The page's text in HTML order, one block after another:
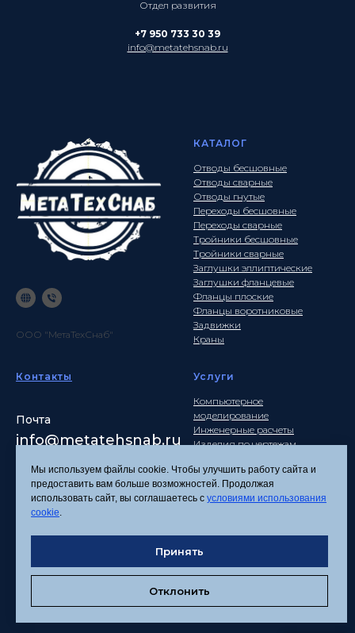
Отдел развития
+7 950 733 30 39
info@metatehsnab.ru
ООО "МетаТехСнаб"
КАТАЛОГ
Отводы бесшовные
Отводы сварные
Отводы гнутые
Переходы бесшовные
Переходы сварные
Тройники бесшовные
Тройники сварные
Заглушки эллиптические
Заглушки фланцевые
Фланцы плоские
Фланцы воротниковые
Задвижки
Краны
Контакты
Почта
info@metatehsnab.ru
Услуги
Компьютерное
моделирование
Инженерные расчеты
Изделия по чертежам
Политика
Согласие на обработку
персональных данных
Соглашение об
Мы используем файлы cookie. Чтобы улучшить работу сайта и
предоставить вам больше возможностей. Продолжая
использовать сайт, вы соглашаетесь с условиями использования
cookie.
Принять
Отклонить